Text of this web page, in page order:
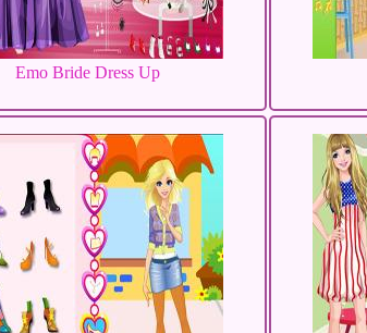
Emo Bride Dress Up